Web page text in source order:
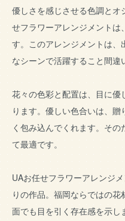
優しさを感じさせる色調と
せフラワーアレンジメント
す。このアレンジメントは、
なシーンで活躍すること間違
花々の色彩と配置は、目に
ります。優しい色合いは、
く包み込んでくれます。そ
て最適です。
UAお任せフラワーアレンジ
りの作品。福岡ならではの
面でも目を引く存在感を示